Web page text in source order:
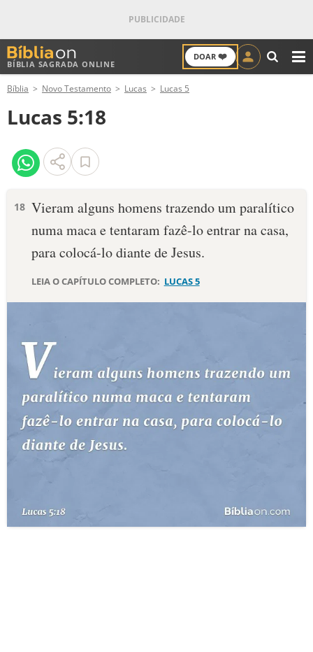
BÍBLIA SAGRADA ONLINE
DOAR ❤️
ANTIGO TESTAMENTO
NOVO TESTAMENTO
VERSÍCULOS
PALAVRA DO DIA
DEVOCIONAL DIÁRIO
10 MANDAMENTOS
ESTUDOS BÍBLICOS
ESBOÇOS DE PREGAÇÃO
TEMAS
TERMO BÍBLICO
Bíblia Novo Testamento Lucas Lucas 5
Lucas 5:18
18 Vieram alguns homens trazendo um paralítico
numa maca e tentaram fazê-lo entrar na casa,
para colocá-lo diante de Jesus.
LEIA O CAPÍTULO COMPLETO: LUCAS 5